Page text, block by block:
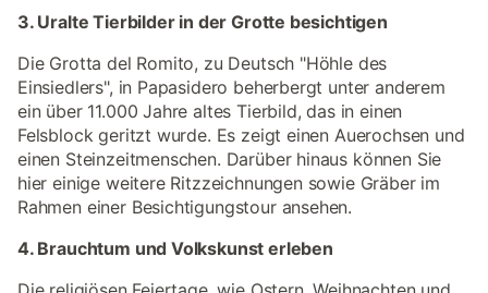
3. Uralte Tierbilder in der Grotte besichtigen
Die Grotta del Romito, zu Deutsch "Höhle des
Einsiedlers", in Papasidero beherbergt unter anderem
ein über 11.000 Jahre altes Tierbild, das in einen
Felsblock geritzt wurde. Es zeigt einen Auerochsen und
einen Steinzeitmenschen. Darüber hinaus können Sie
hier einige weitere Ritzzeichnungen sowie Gräber im
Rahmen einer Besichtigungstour ansehen.
4. Brauchtum und Volkskunst erleben